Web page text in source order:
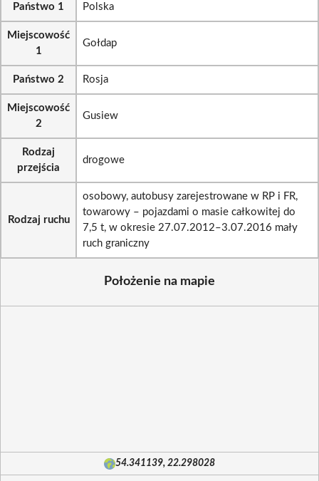
Państwo 1 Polska
Miejscowość
1
Gołdap
Państwo 2 Rosja
Miejscowość
2
Gusiew
Rodzaj
przejścia
drogowe
Rodzaj ruchu
osobowy, autobusy zarejestrowane w RP i FR,
towarowy – pojazdami o masie całkowitej do
7,5 t, w okresie 27.07.2012–3.07.2016 mały
ruch graniczny
Położenie na mapie
54.341139, 22.298028